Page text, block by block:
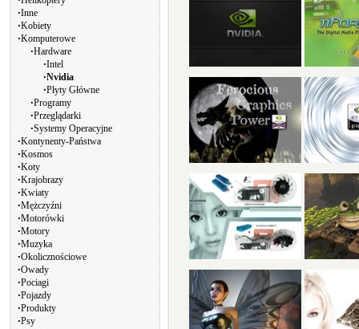
∙Inne
∙Kobiety
∙Komputerowe
∙Hardware
∙Intel
∙Nvidia
∙Płyty Główne
∙Programy
∙Przeglądarki
∙Systemy Operacyjne
∙Kontynenty-Państwa
∙Kosmos
∙Koty
∙Krajobrazy
∙Kwiaty
∙Mężczyźni
∙Motorówki
∙Motory
∙Muzyka
∙Okolicznościowe
∙Owady
∙Pociagi
∙Pojazdy
∙Produkty
∙Psy